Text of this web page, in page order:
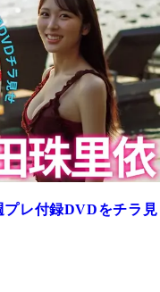
プレ付録DVDをチラ見